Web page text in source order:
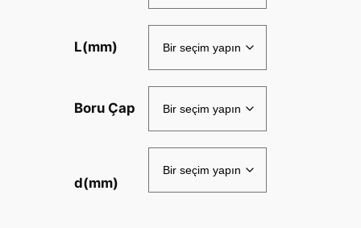
L(mm)
Boru Çap
d(mm)
P
T
S
e
i
s
a
d